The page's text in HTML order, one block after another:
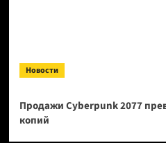
Новости
Продажи Cyberpunk 2077
копий